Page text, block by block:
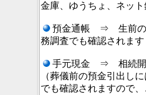
金庫、ゆうちょ、ネット
預金通帳 ⇒ 生前の
務調査でも確認されます
手元現金 ⇒ 相続開
（葬儀前の預金引出し
でも確認されますので